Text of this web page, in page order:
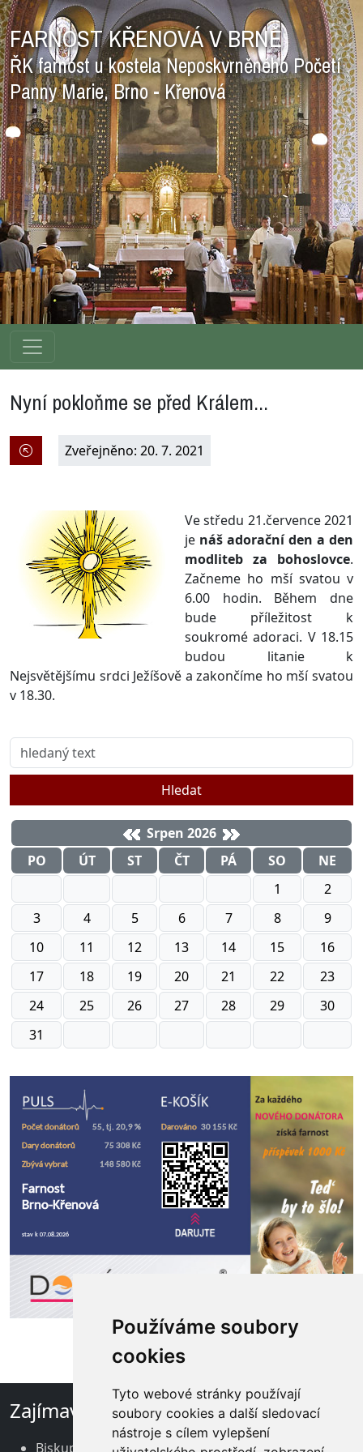
Používáme soubory
cookies
Tyto webové stránky používají
soubory cookies a další sledovací
nástroje s cílem vylepšení
FARNOST KŘENOVÁ V BRNĚ
ŘK farnost u kostela Neposkvrněného Početí
Panny Marie, Brno - Křenová
Nyní pokloňme se před Králem...
Zveřejněno: 20. 7. 2021
Ve středu 21.července 2021
je náš adorační den a den
modliteb za bohoslovce.
Začneme ho mší svatou v
6.00 hodin. Během dne
bude příležitost k
soukromé adoraci. V 18.15
budou litanie k
Nejsvětějšímu srdci Ježíšově a zakončíme ho mší svatou
v 18.30.
Hledat
Srpen 2026
PO
ÚT ST ČT PÁ SO
NE
1
2
3
4 5 6 7 8
9
10
11 12 13 14 15
16
17
18 19 20 21 22
23
24
25 26 27 28 29
30
31
Zajímavé odkazy
Biskupství brněnské